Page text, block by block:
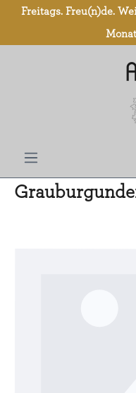
Zum Hauptinhalt springen
Freitags. Freu(n)de.